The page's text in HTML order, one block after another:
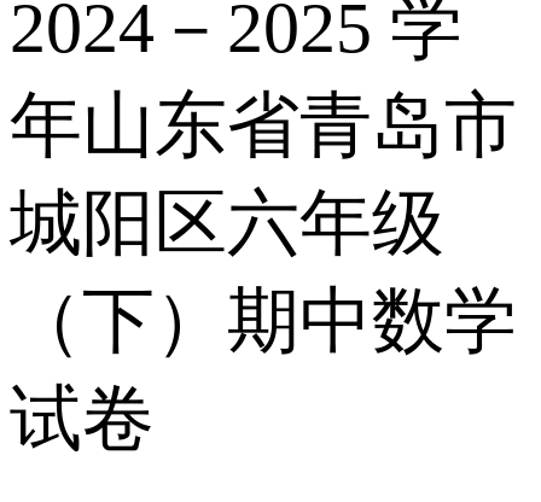
2024－2025 学
年山东省青岛市
城阳区六年级
（下）期中数学
试卷